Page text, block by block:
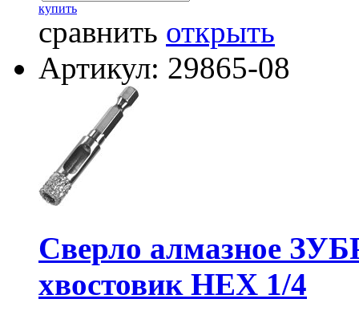
купить
сравнить открыть
Артикул: 29865-08
Cверло алмазное
хвостовик HEX 1/4